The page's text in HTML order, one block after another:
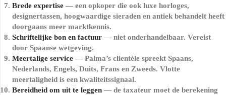
Brede expertise— een opkoper die ook luxe horloges,
designertassen, hoogwaardige sieraden en antiek behandelt heeft
doorgaans meer marktkennis.
Schriftelijke bon en factuur— niet onderhandelbaar. Vereist
door Spaanse wetgeving.
Meertalige service— Palma’s clientèle spreekt Spaans,
Nederlands, Engels, Duits, Frans en Zweeds. Vlotte
meertaligheid is een kwaliteitssignaal.
Bereidheid om uit te leggen— de taxateur moet de berekening